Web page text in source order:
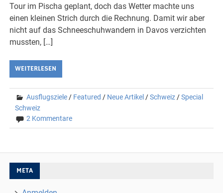
Tour im Pischa geplant, doch das Wetter machte uns
einen kleinen Strich durch die Rechnung. Damit wir aber
nicht auf das Schneeschuhwandern in Davos verzichten
mussten, […]
WEITERLESEN
Ausflugsziele / Featured / Neue Artikel /Schweiz /Special
Schweiz
2 Kommentare
META